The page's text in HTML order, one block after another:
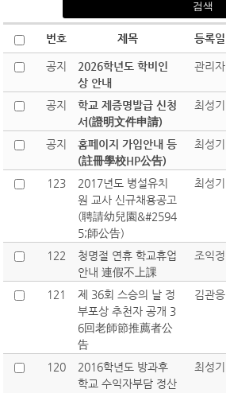
번호 제목 등록일
공지
2026학년도 학비인
상 안내
관리자
공지
학교 제증명발급 신청
서(證明文件申請)
최성기
공지
홈페이지 가입안내 등
(註冊學校HP公告)
최성기
123
2017년도 병설유치
원 교사 신규채용공고
(聘請幼兒園&#2594
5;師公告)
최성기
122
청명절 연휴 학교휴업
안내 連假不上課
조익정
121
제 36회 스승의 날 정
부포상 추천자 공개 3
6回老師節推薦者公
告
김관응
120
2016학년도 방과후
학교 수익자부담 정산
최성기